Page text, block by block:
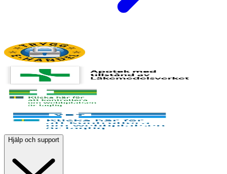
Hjälp och support